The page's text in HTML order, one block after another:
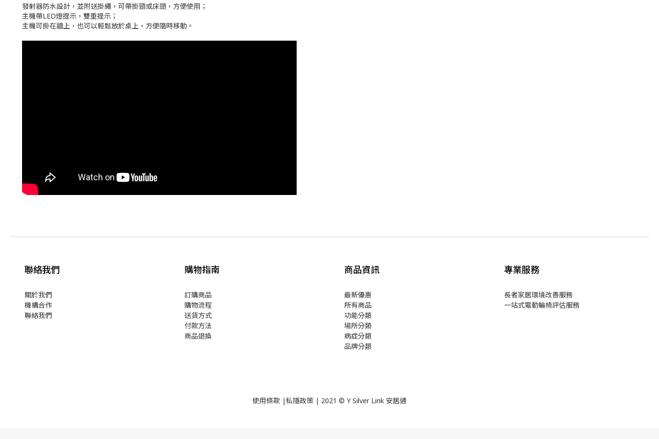
發射器防水設計，並附送掛繩，可帶掛頸或床頭，方便使用；
主機帶LED燈提示，雙重提示；
主機可掛在牆上，也可以輕鬆放於桌上，方便隨時移動。
聯絡我們
關於我們
機構合作
聯絡我們
購物指南
訂購商品
購物流程
送貨方式
付款方法
商品退換
商品資訊
最新優惠
所有商品
功能分類
場所分類
病症分類
品牌分類
專業服務
長者家居環境改善服務
一站式電動輪椅評估服務
使用條款 |私隱政策 | 2021 © Y Silver Link 安居通